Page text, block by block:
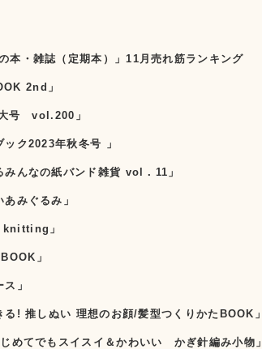
本・雑誌（定期本）」11月売れ筋ランキング
2nd」
号 vol.200」
ク2023年秋冬号 」
んなの紙バンド雑貨 vol．11」
みぐるみ」
」
」
」
! 推しぬい 理想のお顔/髪型つくりかたBOOK」
めてでもスイスイ＆かわいい かぎ針編み小物」